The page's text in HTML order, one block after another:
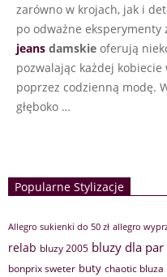
zarówno w krojach, jak i
po odważne
jeans damskie oferują
pozwalając każdej
poprzez codzienną modę.
głęboko …
Popularne Stylizacje
Allegro sukienki do 50 zł allegro
relab bluzy 2005 bluzy dla par
bonprix sweter buty chaotic bluza